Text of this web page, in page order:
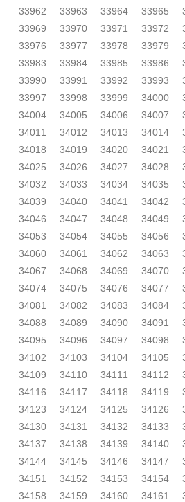
33962
33963 33964 33965
33969
33970 33971 33972
33976
33977 33978 33979
33983
33984 33985 33986
33990
33991 33992 33993
33997
33998 33999 34000
34004
34005 34006 34007
34011
34012 34013 34014
34018
34019 34020 34021
34025
34026 34027 34028
34032
34033 34034 34035
34039
34040 34041 34042
34046
34047 34048 34049
34053
34054 34055 34056
34060
34061 34062 34063
34067
34068 34069 34070
34074
34075 34076 34077
34081
34082 34083 34084
34088
34089 34090 34091
34095
34096 34097 34098
34102
34103 34104 34105
34109
34110 34111 34112
34116
34117 34118 34119
34123
34124 34125 34126
34130
34131 34132 34133
34137
34138 34139 34140
34144
34145 34146 34147
34151
34152 34153 34154
34158
34159 34160 34161